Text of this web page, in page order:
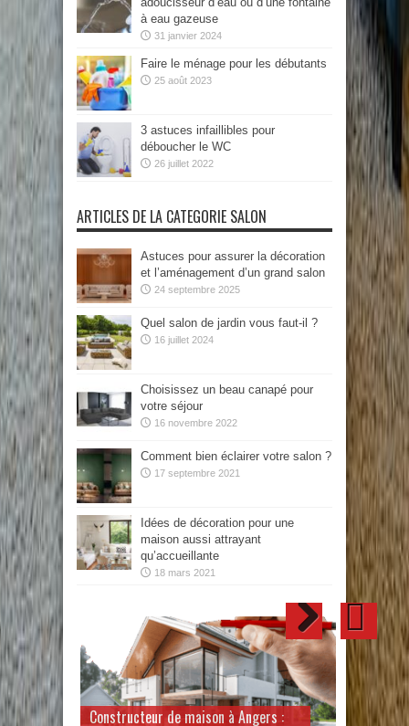
à eau gazeuse
31 janvier 2024
Faire le ménage pour les débutants
25 août 2023
3 astuces infaillibles pour
déboucher le WC
26 juillet 2022
ARTICLES DE LA CATEGORIE SALON
Astuces pour assurer la décoration
et l’aménagement d’un grand salon
24 septembre 2025
Quel salon de jardin vous faut-il ?
16 juillet 2024
Choisissez un beau canapé pour
votre séjour
16 novembre 2022
Comment bien éclairer votre salon ?
17 septembre 2021
Idées de décoration pour une
maison aussi attrayant
qu’accueillante
18 mars 2021
Constructeur de maison à Angers :
Maitre d’œuvre : comment faire de
votre site internet un outil efficace
Comment choisir un brise-vue en bois
en fonction de votre espace extérieur
Magasin de carrelage : où faire votre
Conseils pour bien choisir son
immobilier professionnel en Loire